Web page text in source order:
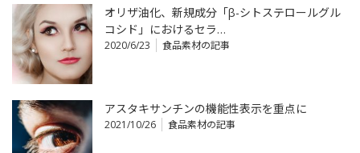
オリザ油化、新規成分「β-シトステロールグル
コシド」におけるセラ…
2020/6/23 食品素材の記事
アスタキサンチンの機能性表示を重点に
2021/10/26 食品素材の記事